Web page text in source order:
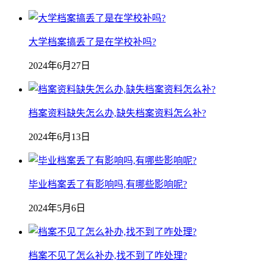
大学档案搞丢了是在学校补吗?
2024年6月27日
档案资料缺失怎么办,缺失档案资料怎么补?
2024年6月13日
毕业档案丢了有影响吗,有哪些影响呢?
2024年5月6日
档案不见了怎么补办,找不到了咋处理?